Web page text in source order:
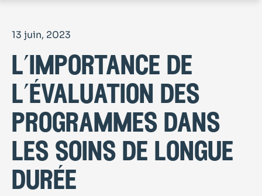
Page d'accueil
Le Centre d'apprentissage
13 juin, 2023
l’importance de
l’évaluation des
programmes dans
les soins de longue
durée